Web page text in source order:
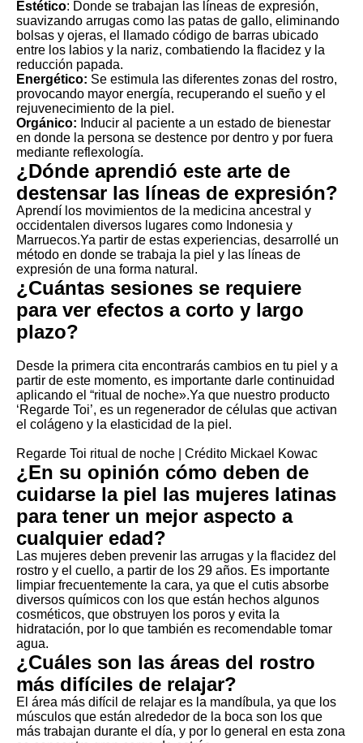
Estético: Donde se trabajan las líneas de expresión,
suavizando arrugas como las patas de gallo, eliminando
bolsas y ojeras, el llamado código de barras ubicado
entre los labios y la nariz, combatiendo la flacidez y la
reducción papada.
Energético: Se estimula las diferentes zonas del rostro,
provocando mayor energía, recuperando el sueño y el
rejuvenecimiento de la piel.
Orgánico: Inducir al paciente a un estado de bienestar
en donde la persona se destence por dentro y por fuera
mediante reflexología.
¿Dónde aprendió este arte de
destensar las líneas de expresión?
Aprendí los movimientos de la medicina ancestral y
occidentalen diversos lugares como Indonesia y
Marruecos.Ya partir de estas experiencias, desarrollé un
método en donde se trabaja la piel y las líneas de
expresión de una forma natural.
¿Cuántas sesiones se requiere
para ver efectos a corto y largo
plazo?
Desde la primera cita encontrarás cambios en tu piel y a
partir de este momento, es importante darle continuidad
aplicando el “ritual de noche».Ya que nuestro producto
‘Regarde Toi’, es un regenerador de células que activan
el colágeno y la elasticidad de la piel.
Regarde Toi ritual de noche | Crédito Mickael Kowac
¿En su opinión cómo deben de
cuidarse la piel las mujeres latinas
para tener un mejor aspecto a
cualquier edad?
Las mujeres deben prevenir las arrugas y la flacidez del
rostro y el cuello, a partir de los 29 años. Es importante
limpiar frecuentemente la cara, ya que el cutis absorbe
diversos químicos con los que están hechos algunos
cosméticos, que obstruyen los poros y evita la
hidratación, por lo que también es recomendable tomar
agua.
¿Cuáles son las áreas del rostro
más difíciles de relajar?
El área más difícil de relajar es la mandíbula, ya que los
músculos que están alrededor de la boca son los que
más trabajan durante el día, y por lo general en esta zona